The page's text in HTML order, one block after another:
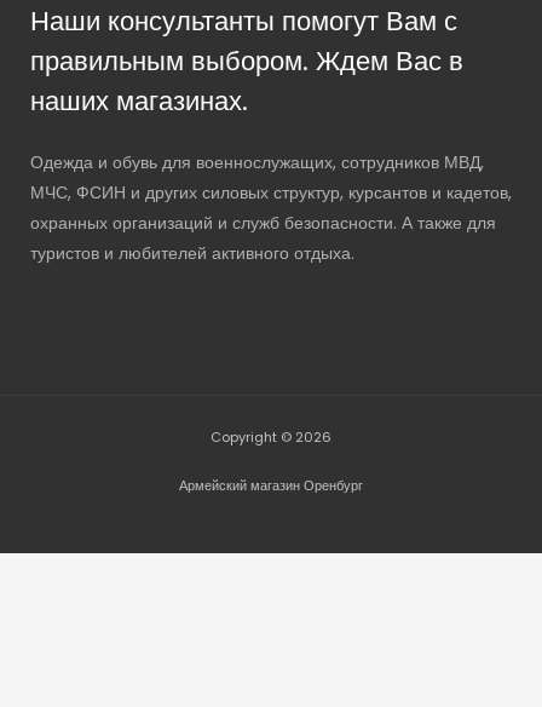
Наши консультанты помогут Вам с
правильным выбором. Ждем Вас в
наших магазинах.
Одежда и обувь для военнослужащих, сотрудников МВД,
МЧС, ФСИН и других силовых структур, курсантов и кадетов,
охранных организаций и служб безопасности. А также для
туристов и любителей активного отдыха.
Copyright © 2026
Армейский магазин Оренбург